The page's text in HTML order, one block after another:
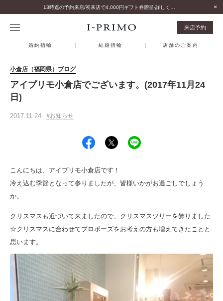
来店予約
婚約指輪 結婚指輪 店舗のご案内
小倉店（福岡県）ブログ
アイプリモ小倉店でございます。(2017年11月24
日)
2017.11.24 お知らせ
こんにちは、アイプリモ小倉店です！
冷え込む季節となって参りましたが、皆様いかがお過ごしでしょう
か。
クリスマスも近づいて来ましたので、クリスマスツリーを飾りました
☆クリスマスに合わせてプロポーズをお考えの方も増えてきたことと
思います。